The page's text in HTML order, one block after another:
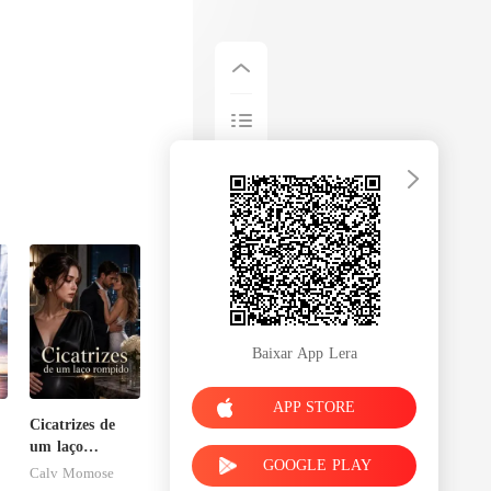
Cicatrizes de
um laço
rompido
Calv Momose
Baixar App Lera
APP STORE
GOOGLE PLAY